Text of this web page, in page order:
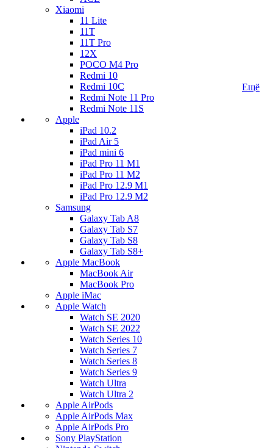
Xiaomi
11 Lite
11T
11T Pro
12X
POCO M4 Pro
Redmi 10
Redmi 10C
Redmi Note 11 Pro
Redmi Note 11S
Apple
iPad 10.2
iPad Air 5
iPad mini 6
iPad Pro 11 M1
iPad Pro 11 M2
iPad Pro 12.9 M1
iPad Pro 12.9 M2
Samsung
Galaxy Tab A8
Galaxy Tab S7
Galaxy Tab S8
Galaxy Tab S8+
Apple MacBook
MacBook Air
MacBook Pro
Apple iMac
Apple Watch
Watch SE 2020
Watch SE 2022
Watch Series 10
Watch Series 7
Watch Series 8
Watch Series 9
Watch Ultra
Watch Ultra 2
Apple AirPods
Apple AirPods Max
Apple AirPods Pro
Sony PlayStation
Ещё